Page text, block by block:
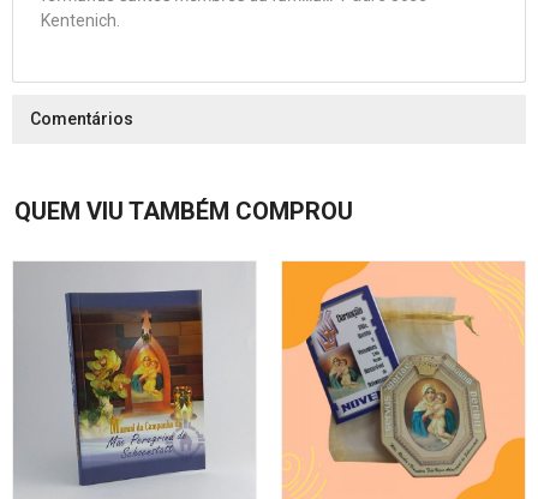
Kentenich.
Comentários
QUEM VIU TAMBÉM COMPROU